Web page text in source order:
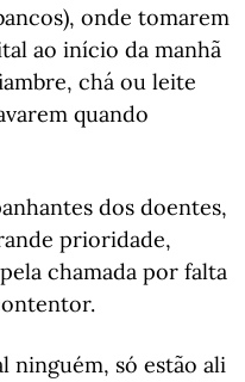
onde tomarem
ao início da manhã
chá ou leite
quando
dos doentes,
prioridade,
chamada por falta
ninguém, só estão ali